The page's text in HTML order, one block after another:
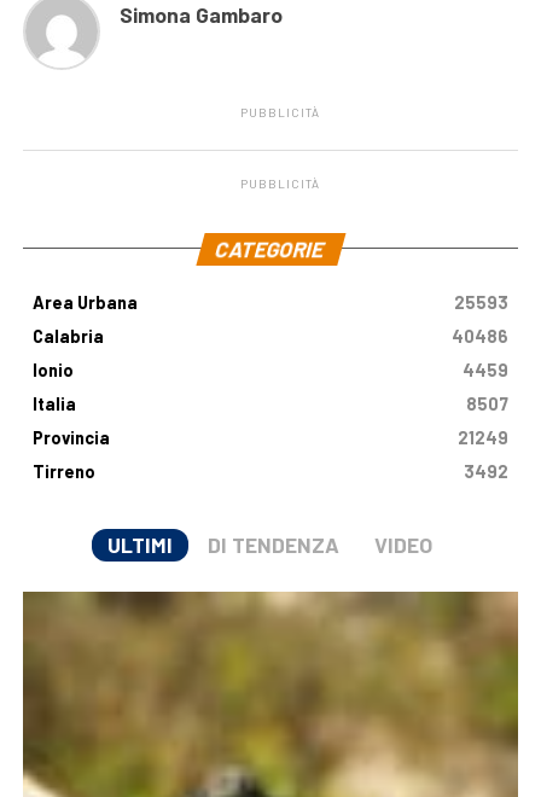
Simona Gambaro
PUBBLICITÀ
PUBBLICITÀ
CATEGORIE
Area Urbana
25593
Calabria
40486
Ionio
4459
Italia
8507
Provincia
21249
Tirreno
3492
ULTIMI DI TENDENZA VIDEO